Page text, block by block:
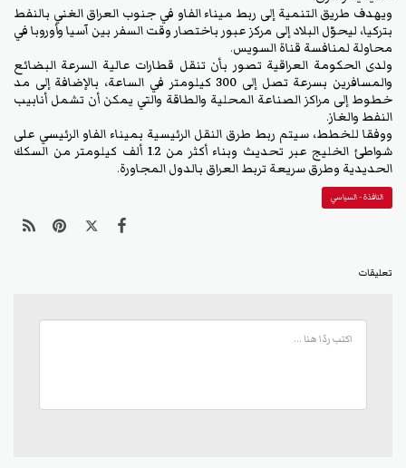
ويهدف طريق التنمية إلى ربط ميناء الفاو في جنوب العراق الغني بالنفط
بتركيا، ليحوّل البلاد إلى مركز عبور باختصار وقت السفر بين آسيا وأوروبا في
محاولة لمنافسة قناة السويس.
ولدى الحكومة العراقية تصور بأن تنقل قطارات عالية السرعة البضائع
والمسافرين بسرعة تصل إلى 300 كيلومتر في الساعة، بالإضافة إلى مد
خطوط إلى مراكز الصناعة المحلية والطاقة والتي يمكن أن تشمل أنابيب
النفط والغاز.
ووفقا للخطط، سيتم ربط طرق النقل الرئيسية بميناء الفاو الرئيسي على
شواطئ الخليج عبر تحديث وبناء أكثر من 1.2 ألف كيلومتر من السكك
الحديدية وطرق سريعة تربط العراق بالدول المجاورة.
النافذة - السياسي
تعليقات